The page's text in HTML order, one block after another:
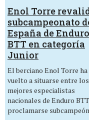
Enol Torre
subcampeonato
España de Enduro
BTT en categoría
Junior
El berciano Enol Torre ha
vuelto a situarse entre los
mejores especialistas
nacionales de Enduro
proclamarse